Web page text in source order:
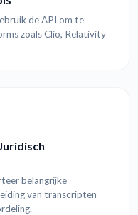
de API om te
zoals Clio, Relativity
belangrijke
van transcripten